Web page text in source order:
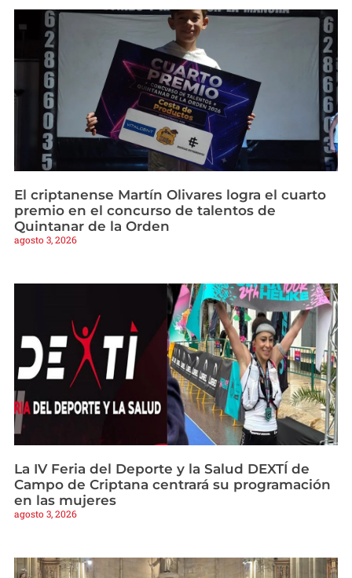
El criptanense Martín Olivares logra el cuarto
premio en el concurso de talentos de
Quintanar de la Orden
agosto 3, 2026
La IV Feria del Deporte y la Salud DEXTÍ de
Campo de Criptana centrará su programación
en las mujeres
agosto 3, 2026